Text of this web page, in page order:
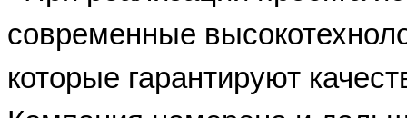
современные
которые гарантируют